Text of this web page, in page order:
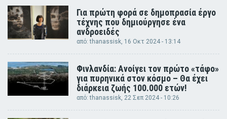
Για πρώτη φορά σε δημοπρασία έργο
τέχνης που δημιούργησε ένα
ανδροειδές
από:thanassisk , 16 Οκτ 2024 - 13:14
Φινλανδία: Ανοίγει τον πρώτο «τάφο»
για πυρηνικά στον κόσμο – Θα έχει
διάρκεια ζωής 100.000 ετών!
από:thanassisk , 22 Σεπ 2024 - 10:26